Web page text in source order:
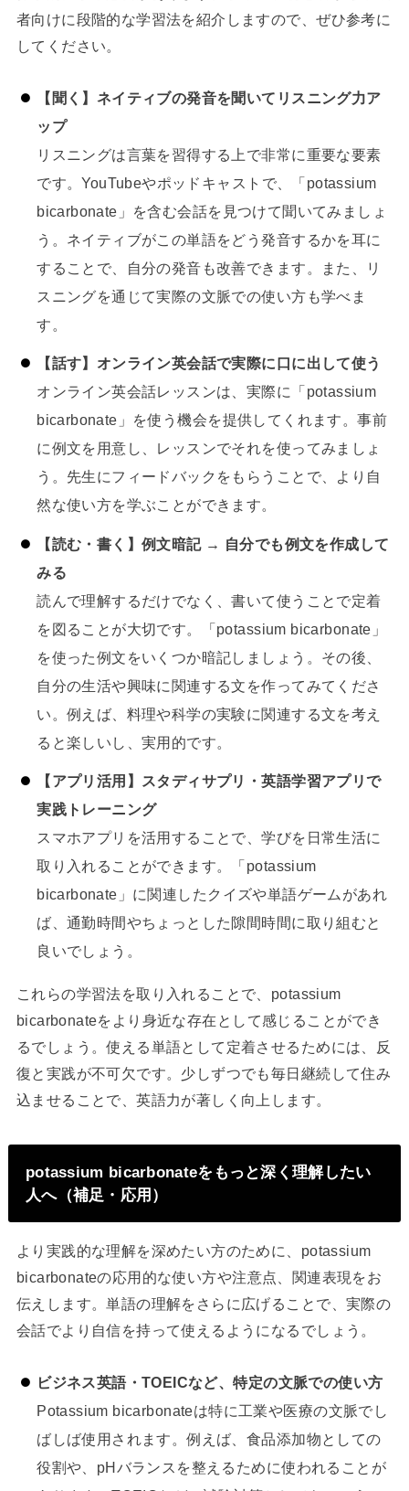
者向けに段階的な学習法を紹介しますので、ぜひ参考に
してください。
【聞く】ネイティブの発音を聞いてリスニング力ア
ップ
リスニングは言葉を習得する上で非常に重要な要素
です。YouTubeやポッドキャストで、「potassium
bicarbonate」を含む会話を見つけて聞いてみましょ
う。ネイティブがこの単語をどう発音するかを耳に
することで、自分の発音も改善できます。また、リ
スニングを通じて実際の文脈での使い方も学べま
す。
【話す】オンライン英会話で実際に口に出して使う
オンライン英会話レッスンは、実際に「potassium
bicarbonate」を使う機会を提供してくれます。事前
に例文を用意し、レッスンでそれを使ってみましょ
う。先生にフィードバックをもらうことで、より自
然な使い方を学ぶことができます。
【読む・書く】例文暗記 → 自分でも例文を作成して
みる
読んで理解するだけでなく、書いて使うことで定着
を図ることが大切です。「potassium bicarbonate」
を使った例文をいくつか暗記しましょう。その後、
自分の生活や興味に関連する文を作ってみてくださ
い。例えば、料理や科学の実験に関連する文を考え
ると楽しいし、実用的です。
【アプリ活用】スタディサプリ・英語学習アプリで
実践トレーニング
スマホアプリを活用することで、学びを日常生活に
取り入れることができます。「potassium
bicarbonate」に関連したクイズや単語ゲームがあれ
ば、通勤時間やちょっとした隙間時間に取り組むと
良いでしょう。
これらの学習法を取り入れることで、potassium
bicarbonateをより身近な存在として感じることができ
るでしょう。使える単語として定着させるためには、反
復と実践が不可欠です。少しずつでも毎日継続して住み
込ませることで、英語力が著しく向上します。
potassium bicarbonateをもっと深く理解したい
人へ（補足・応用）
より実践的な理解を深めたい方のために、potassium
bicarbonateの応用的な使い方や注意点、関連表現をお
伝えします。単語の理解をさらに広げることで、実際の
会話でより自信を持って使えるようになるでしょう。
ビジネス英語・TOEICなど、特定の文脈での使い方
Potassium bicarbonateは特に工業や医療の文脈でし
ばしば使用されます。例えば、食品添加物としての
役割や、pHバランスを整えるために使われることが